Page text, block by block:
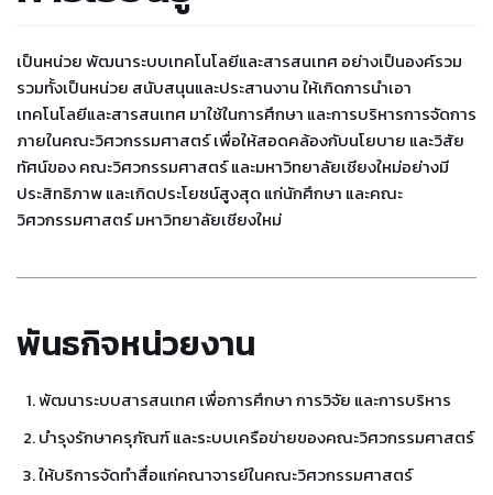
เป็นหน่วย พัฒนาระบบเทคโนโลยีและสารสนเทศ อย่างเป็นองค์รวม
รวมทั้งเป็นหน่วย สนับสนุนและประสานงาน ให้เกิดการนำเอา
เทคโนโลยีและสารสนเทศ มาใช้ในการศึกษา และการบริหารการจัดการ
ภายในคณะวิศวกรรมศาสตร์ เพื่อให้สอดคล้องกับนโยบาย และวิสัย
ทัศน์ของ คณะวิศวกรรมศาสตร์ และมหาวิทยาลัยเชียงใหม่อย่างมี
ประสิทธิภาพ และเกิดประโยชน์สูงสุด แก่นักศึกษา และคณะ
วิศวกรรมศาสตร์ มหาวิทยาลัยเชียงใหม่
พันธกิจหน่วยงาน
พัฒนาระบบสารสนเทศ เพื่อการศึกษา การวิจัย และการบริหาร
บำรุงรักษาครุภัณฑ์ และระบบเครือข่ายของคณะวิศวกรรมศาสตร์
ให้บริการจัดทำสื่อแก่คณาจารย์ในคณะวิศวกรรมศาสตร์